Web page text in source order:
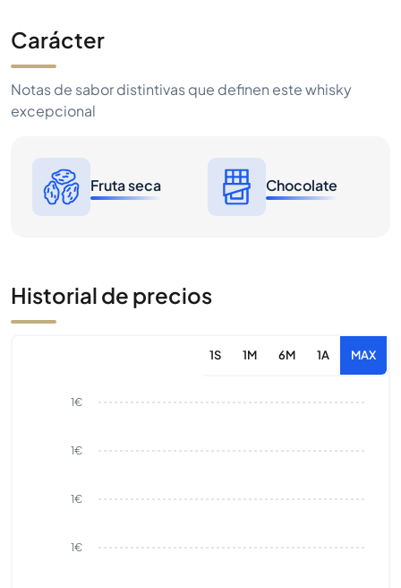
Carácter
Notas de sabor distintivas que definen este whisky
excepcional
Fruta seca Chocolate
Historial de precios
1S 1M 6M 1A MAX
1€
1€
1€
1€